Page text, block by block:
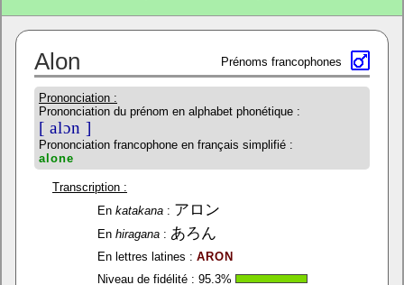
Alon Prénoms francophones
Prononciation :
Prononciation du prénom en alphabet phonétique :
[ alɔn ]
Prononciation francophone en français simplifié :
alone
Transcription :
En katakana: アロン
En hiragana: あろん
En lettres latines : ARON
Niveau de fidélité : 95.3%